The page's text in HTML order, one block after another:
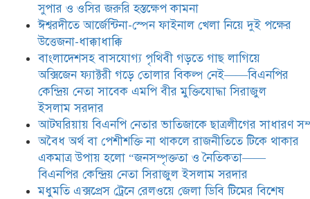
ঈশ্বরদীতে বিএনপি নেত্রীর বিরুদ্ধে জমি ও
দোকান দখলের চেষ্টার অভিযোগে সংবাদ
সম্মেলন
যে ঐক্যের মাধ্যমে ১৯৯১ সালে
বিএনপির সকলস্তরের নেতাকর্মীরা ভঙ্গুর
দলকে প্রতিষ্ঠা এবং নির্বাচন করে
স্বৈরাচারী শেখ হাসিনাকে অপসারণ
করেছিল সেই ঐক্যকেই সুদৃঢ় করার
আহবান জানিয়েছেন—- বিএনপির কেন্দ্রিয় নির্বাহী কমিটির নেতা,
সাবেক এমপি বীর মুক্তিযোদ্ধা সিরাজুল ইসলাম সরদার
সুপার ও ওসির জরুরি হস্তক্ষেপ কামনা ​
ঈশ্বরদীতে আর্জেন্টিনা-স্পেন ফাইনাল খেলা নিয়ে দুই পক্ষের
উত্তেজনা-ধাক্কাধাক্কি
বাংলাদেশসহ বাসযোগ্য পৃথিবী গড়তে গাছ লাগিয়ে
অক্সিজেন ফ্যাক্টরী গড়ে তোলার বিকল্প নেই——বিএনপির
কেন্দ্রিয় নেতা সাবেক এমপি বীর মুক্তিযোদ্ধা সিরাজুল
ইসলাম সরদার
আটঘরিয়ায় বিএনপি নেতার ভাতিজাকে ছাত্রলীগের সাধারণ
​​অবৈধ অর্থ বা পেশীশক্তি না থাকলে রাজনীতিতে টিকে থাকার
একমাত্র উপায় হলো “জনসম্পৃক্ততা ও নৈতিকতা——
বিএনপির কেন্দ্রিয় নেতা সিরাজুল ইসলাম সরদার
মধুমতি এক্সপ্রেস ট্রেনে রেলওয়ে জেলা ডিবি টিমের বিশেষ